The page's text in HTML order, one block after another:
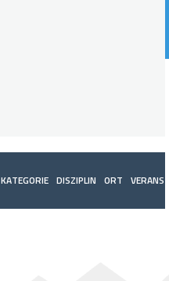
KATEGORIE DISZIPLIN ORT